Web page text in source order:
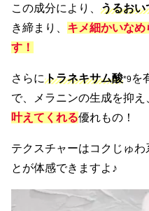
この成分により、 うるおい
き締まり、 キメ細かいな
す！
さらにトラネキサム酸*9を
で、メラニンの生成を抑え
叶えてくれる優れもの！
テクスチャーはコクじゅ
とが体感できますよ♪